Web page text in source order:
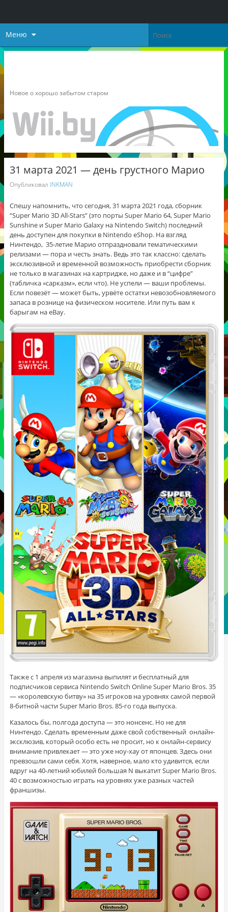
Меню
Новое о хорошо забытом старом
31 марта 2021 — день грустного Марио
Опубликовал INKMAN
Спешу напомнить, что сегодня, 31 марта 2021 года, сборник
“Super Mario 3D All-Stars” (это порты Super Mario 64, Super Mario
Sunshine и Super Mario Galaxy на Nintendo Switch) последний
день доступен для покупки в Nintendo eShop. На взгляд
Нинтендо, 35-летие Марио отпраздновали тематическими
релизами — пора и честь знать. Ведь это так классно: сделать
эксклюзивной и временной возможность приобрести сборник
не только в магазинах на картридже, но даже и в “цифре”
(табличка «сарказм», если что). Не успели — ваши проблемы.
Если повезёт — может быть, урвёте остатки невозобновляемого
запаса в рознице на физическом носителе. Или путь вам к
барыгам на eBay.
Также с 1 апреля из магазина выпилят и бесплатный для
подписчиков сервиса Nintendo Switch Online Super Mario Bros. 35
— «королевскую битву» на 35 игроков на уровнях самой первой
8-битной части Super Mario Bros. 85-го года выпуска.
Казалось бы, полгода доступа — это нонсенс. Но не для
Нинтендо. Сделать временным даже свой собственный онлайн-
эксклюзив, который особо есть не просит, но к онлайн-сервису
внимание привлекает — это уже ноу-хау от японцев. Здесь они
превзошли сами себя. Хотя, наверное, мало кто удивится, если
вдруг на 40-летний юбилей большая N выкатит Super Mario Bros.
40 с возможностью играть на уровнях уже разных частей
франшизы.